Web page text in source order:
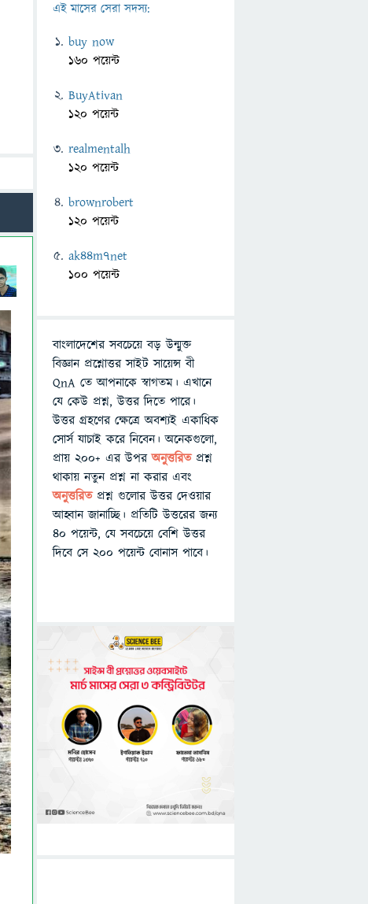
এই মাসের সেরা সদস্য:
buy now
160 পয়েন্ট
BuyAtivan
120 পয়েন্ট
realmentalh
120 পয়েন্ট
brownrobert
120 পয়েন্ট
ak44m7net
100 পয়েন্ট
বাংলাদেশের সবচেয়ে বড় উন্মুক্ত
বিজ্ঞান প্রশ্নোত্তর সাইট সায়েন্স বী
QnA তে আপনাকে স্বাগতম। এখানে
যে কেউ প্রশ্ন, উত্তর দিতে পারে।
উত্তর গ্রহণের ক্ষেত্রে অবশ্যই একাধিক
সোর্স যাচাই করে নিবেন। অনেকগুলো,
প্রায় ২০০+ এর উপরঅনুত্তরিতপ্রশ্ন
থাকায় নতুন প্রশ্ন না করার এবং
অনুত্তরিত প্রশ্ন গুলোর উত্তর দেওয়ার
আহ্বান জানাচ্ছি। প্রতিটি উত্তরের জন্য
৪০ পয়েন্ট, যে সবচেয়ে বেশি উত্তর
দিবে সে ২০০ পয়েন্ট বোনাস পাবে।